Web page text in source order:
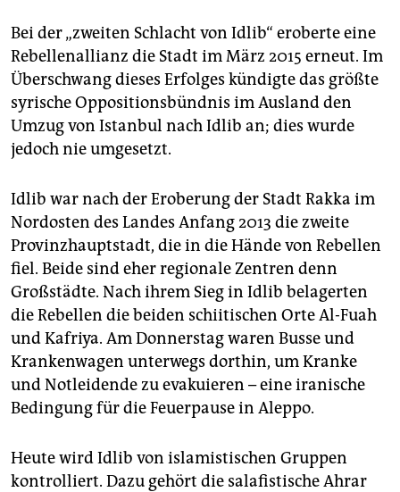
Bei der „zweiten Schlacht von Idlib“ eroberte eine
Rebellenallianz die Stadt im März 2015 erneut. Im
Überschwang dieses Erfolges kündigte das größte
syrische Oppositionsbündnis im Ausland den
Umzug von Istanbul nach Idlib an; dies wurde
jedoch nie umgesetzt.
Idlib war nach der Eroberung der Stadt Rakka im
Nordosten des Landes Anfang 2013 die zweite
Provinzhauptstadt, die in die Hände von Rebellen
fiel. Beide sind eher regionale Zentren denn
Großstädte. Nach ihrem Sieg in Idlib belagerten
die Rebellen die beiden schiitischen Orte Al-Fuah
und Kafriya. Am Donnerstag waren Busse und
Krankenwagen unterwegs dorthin, um Kranke
und Notleidende zu evakuieren – eine iranische
Bedingung für die Feuerpause in Aleppo.
Heute wird Idlib von islamistischen Gruppen
kontrolliert. Dazu gehört die salafistische Ahrar